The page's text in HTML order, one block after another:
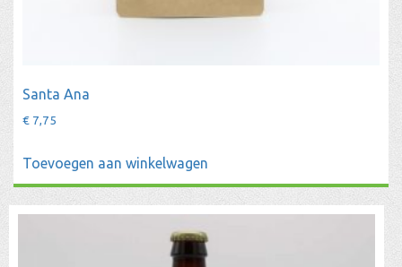
Santa Ana
€ 7,75
Toevoegen aan winkelwagen